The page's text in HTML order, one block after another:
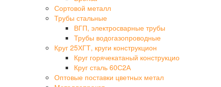
Сортовой металл
Трубы стальные
ВГП, электросварные трубы
Трубы водогазопроводные
Круг 25ХГТ, круги конструкцион
Круг горячекатаный конструкцио
Круг сталь 60С2А
Оптовые поставки цветных метал